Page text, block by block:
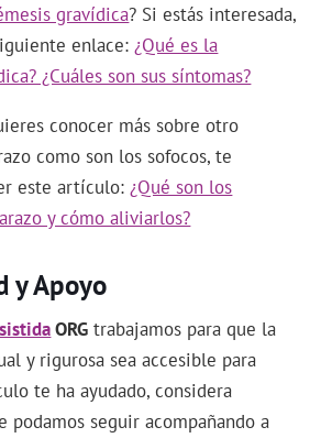
gravídica? Si estás interesada,
enlace:¿Qué es la
¿Cuáles son sus síntomas?
conocer más sobre otro
como son los sofocos, te
este artículo:¿Qué son los
y cómo aliviarlos?
y Apoyo
ORG trabajamos para que la
y rigurosa sea accesible para
te ha ayudado, considera
podamos seguir acompañando a